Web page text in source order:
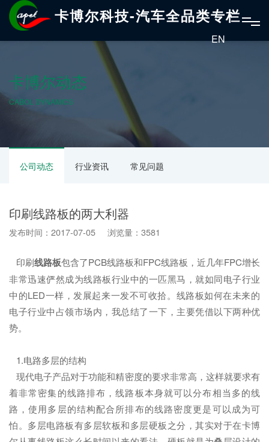
卡博尔科技-汽车全品类专栏
EN
卡博尔动态
CABOL DYNAMICS
公司动态 行业资讯 常见问题
印刷线路板的两大利器
发布时间：2017-07-05 浏览量：3581
印刷线路板包含了PCB线路板和FPC线路板，近几年FPC增长
非常迅速俨然成为线路板行业中的一匹黑马，就如同电子行业
中的LED一样，发展起来一发不可收拾。线路板如何在未来的
电子行业中占领市场内，我总结了一下，主要凭借以下两种优
势。
1.电路多层的结构
现代电子产品对于功能和精密度的要求非常高，这样就要求有
着非常密集的线路排布，线路板本身就可以分布相当多的线
路，使用多层的结构配合所排布的线路密度更是可以成为可
怕。多层电路板有多层软板和多层硬板之分，其实对于在卡博